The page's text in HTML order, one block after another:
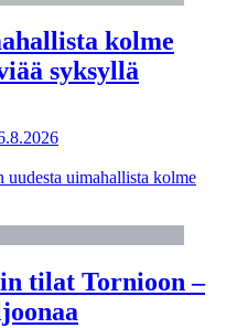
kolme
syksyllä
uudesta uimahallista kolme
tilat Tornioon –